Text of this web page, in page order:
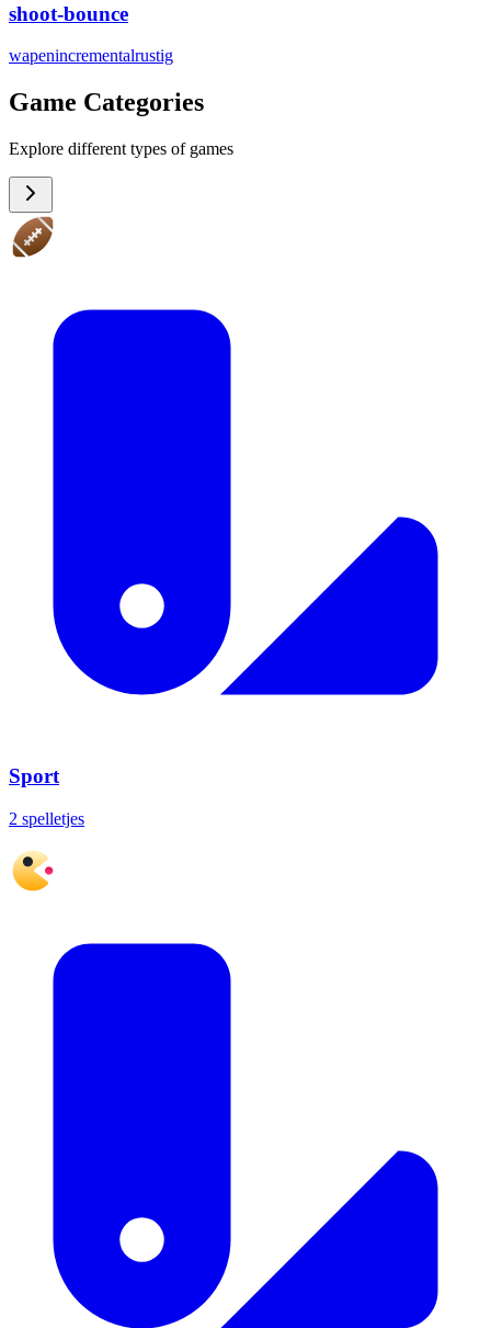
shoot-bounce
wapenincrementalrustig
Game Categories
Explore different types of games
Sport
2 spelletjes